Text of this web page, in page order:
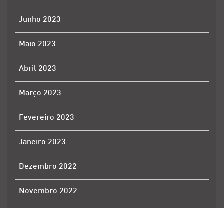
Junho 2023
Maio 2023
Abril 2023
Março 2023
Fevereiro 2023
Janeiro 2023
Dezembro 2022
Novembro 2022